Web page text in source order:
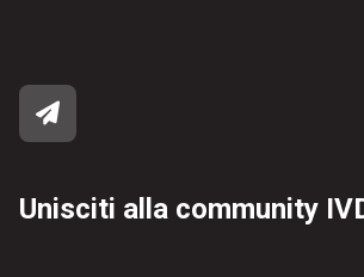
Unisciti alla community